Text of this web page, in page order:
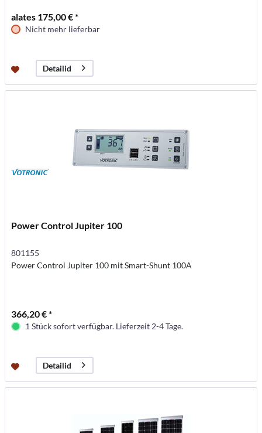
alates 175,00 € *
Nicht mehr lieferbar
Detailid
Power Control Jupiter 100
801155
Power Control Jupiter 100 mit Smart-Shunt 100A
366,20 € *
1 Stück sofort verfügbar. Lieferzeit 2-4 Tage.
Detailid